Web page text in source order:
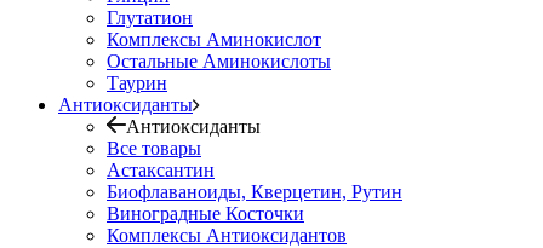
Глутатион
Комплексы Аминокислот
Остальные Аминокислоты
Таурин
Антиоксиданты
Антиоксиданты
Все товары
Астаксантин
Биофлаваноиды, Кверцетин, Рутин
Виноградные Косточки
Комплексы Антиоксидантов